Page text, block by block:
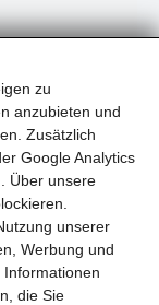
zu
anzubieten und
Zusätzlich
Google Analytics
Über unsere
unserer
Werbung und
die Sie